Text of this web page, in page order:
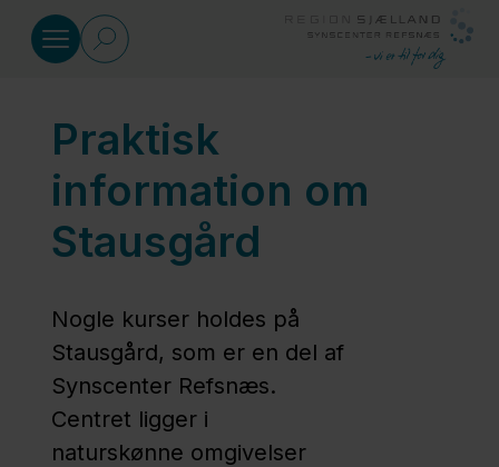
Kurser
Førskolebørn
0-6 år
Skolebørn
6-17 år
Forældre
Praktisk
information om
Stausgård
Nogle kurser holdes på
Stausgård, som er en del af
Synscenter Refsnæs.
Centret ligger i
naturskønne omgivelser